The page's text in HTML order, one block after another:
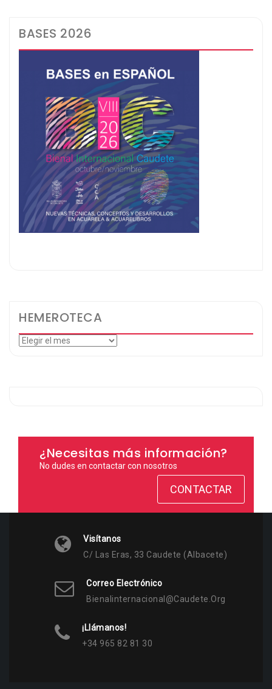
BASES 2026
HEMEROTECA
Hemeroteca
¿Necesitas más información?
No dudes en contactar con nosotros
CONTACTAR
Visítanos
C/ Las Eras, 33 Caudete (Albacete)
Correo Electrónico
Bienalinternacional@caudete.org
¡Llámanos!
+34 965 82 81 30